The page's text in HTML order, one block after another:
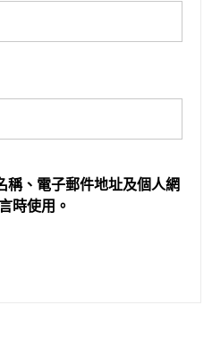
稱、電子郵件地址及個人網
時使用。